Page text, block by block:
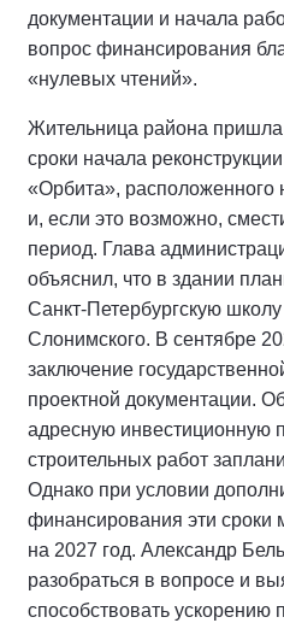
документации и начала
вопрос финансирования
«нулевых чтений».
Жительница района пришла
сроки начала
«Орбита», расположенного
и, если это возможно,
период. Глава
объяснил, что в здании
Санкт-Петербургскую
Слонимского. В сентябре
заключение
проектной документации.
адресную инвестиционную
строительных работ
Однако при условии
финансирования эти сроки
на 2027 год. Александр
разобраться в вопросе и
способствовать ускорению